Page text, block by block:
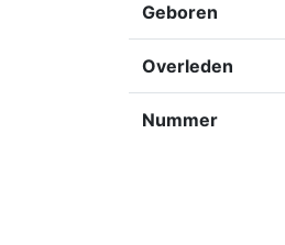
Geboren
Overleden
Nummer